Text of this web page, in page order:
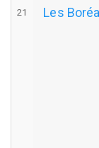
21 Les